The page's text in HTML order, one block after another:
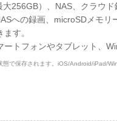
256GB）、NAS、クラウ
への録画、microSDメモ
す。
ートフォンやタブレット、
で保存されます。iOS/Android/iPad/